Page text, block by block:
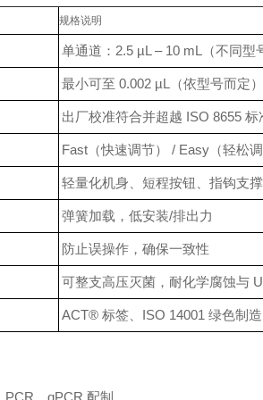
规格说明
单通道：2.5 µL – 10 mL（不同型
最小可至 0.002 µL（依型号而定）
出厂校准符合并超越 ISO 8655 标
Fast（快速调节） / Easy（轻松调
轻量化机身、短程按钮、指钩支撑
弹簧加载，低安装/排出力
防止误操作，确保一致性
可整支高压灭菌，耐化学腐蚀与
ACT® 标签、ISO 14001 绿色制造
、qPCR 配制